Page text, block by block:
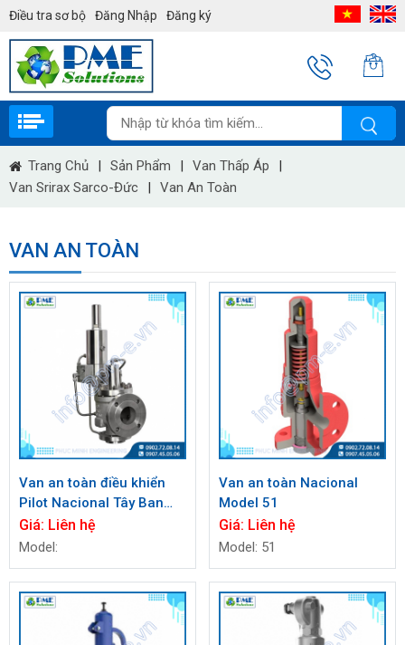
Điều tra sơ bộ Đăng Nhập Đăng ký
Trang Chủ | Sản Phẩm | Van Thấp Áp
|
Van Srirax Sarco-Đức
| Van An Toàn
VAN AN TOÀN
Van an toàn điều khiển
Pilot Nacional Tây Ban
Nha
Giá: Liên hệ
Model:
Van an toàn Nacional
Model 51
Giá: Liên hệ
Model: 51